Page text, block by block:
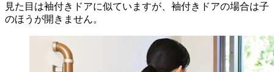
見た目は袖付きドアに似ていますが、袖付きドアの場合は子
のほうが開きません。